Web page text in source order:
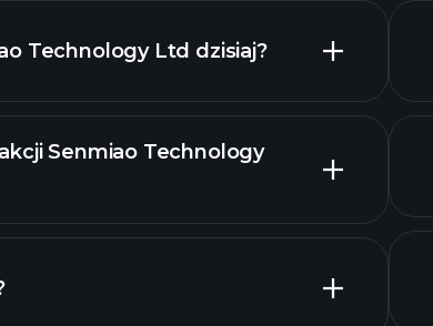
Technology Ltd dzisiaj?
Senmiao Technology